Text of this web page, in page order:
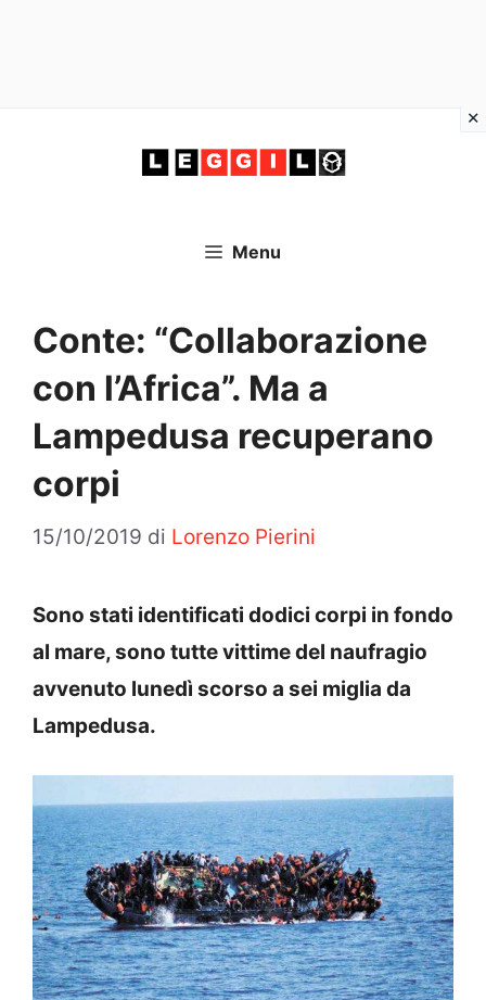
Menu
Conte: “Collaborazione
con l’Africa”. Ma a
Lampedusa recuperano
corpi
15/10/2019 di Lorenzo Pierini
Sono stati identificati dodici corpi in fondo
al mare, sono tutte vittime del naufragio
avvenuto lunedì scorso a sei miglia da
Lampedusa.